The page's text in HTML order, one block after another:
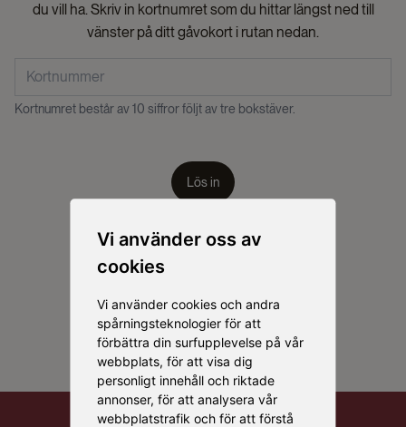
Vi använder oss av
cookies
Vi använder cookies och andra
spårningsteknologier för att
förbättra din surfupplevelse på vår
webbplats, för att visa dig
personligt innehåll och riktade
annonser, för att analysera vår
webbplatstrafik och för att förstå
du vill ha. Skriv in kortnumret som du hittar längst ned till
vänster på ditt gåvokort i rutan nedan.
Kortnumret består av 10 siffror följt av tre bokstäver.
Lös in